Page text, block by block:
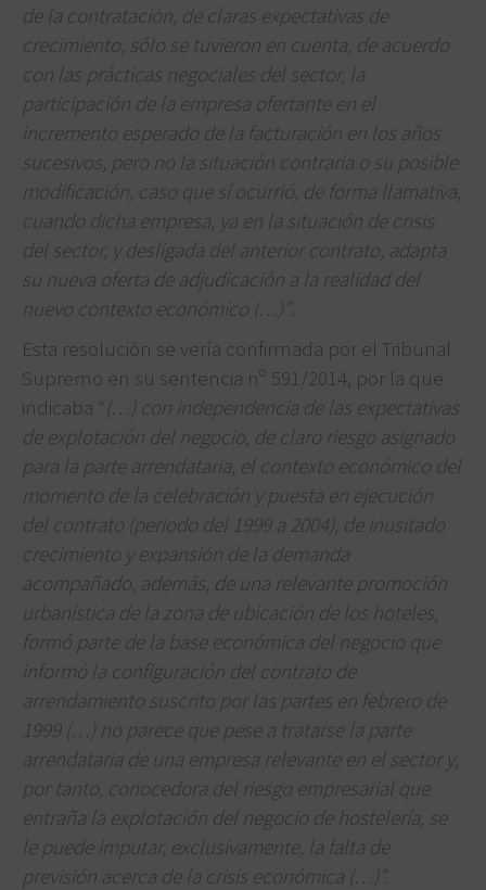
de la contratación, de claras expectativas de
crecimiento, sólo se tuvieron en cuenta, de acuerdo
con las prácticas negociales del sector, la
participación de la empresa ofertante en el
incremento esperado de la facturación en los años
sucesivos, pero no la situación contraria o su posible
modificación, caso que sí ocurrió, de forma llamativa,
cuando dicha empresa, ya en la situación de crisis
del sector, y desligada del anterior contrato, adapta
su nueva oferta de adjudicación a la realidad del
nuevo contexto económico (…)”.
Esta resolución se vería confirmada por el Tribunal
Supremo en su sentencia nº 591/2014, por la que
indicaba “(…) con independencia de las expectativas
de explotación del negocio, de claro riesgo asignado
para la parte arrendataria, el contexto económico del
momento de la celebración y puesta en ejecución
del contrato (periodo del 1999 a 2004), de inusitado
crecimiento y expansión de la demanda
acompañado, además, de una relevante promoción
urbanística de la zona de ubicación de los hoteles,
formó parte de la base económica del negocio que
informó la configuración del contrato de
arrendamiento suscrito por las partes en febrero de
1999 (…) no parece que pese a tratarse la parte
arrendataria de una empresa relevante en el sector y,
por tanto, conocedora del riesgo empresarial que
entraña la explotación del negocio de hostelería, se
le puede imputar, exclusivamente, la falta de
previsión acerca de la crisis económica (…)”.